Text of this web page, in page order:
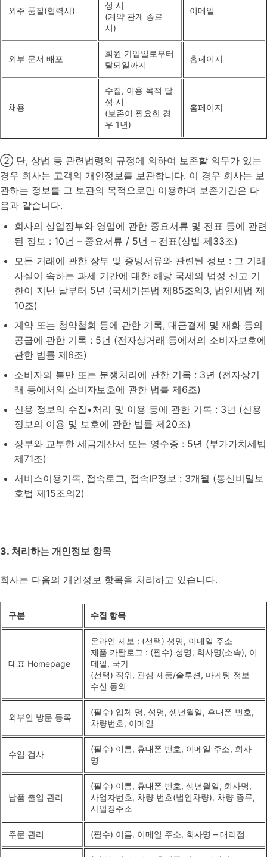
외주 품질(협력사)
성 시
(계약 관계 종료
시)
이메일
외부 문서 배포
회원 가입일로부터
탈퇴일까지
홈페이지
채용
수집, 이용 목적 달
성 시
(보존이 필요한 경
우 1년)
홈페이지
② 단, 상법 등 관련법령의 규정에 의하여 보존할 의무가 있는
경우 회사는 고객의 개인정보를 보관합니다. 이 경우 회사는 보
관하는 정보를 그 보관의 목적으로만 이용하며 보존기간은 다
음과 같습니다.
회사의 상업장부와 영업에 관한 중요서류 및 전표 등에 관련
된 정보 : 10년 – 중요서류 / 5년 – 전표(상법 제33조)
모든 거래에 관한 장부 및 증빙서류와 관련된 정보 : 그 거래
사실이 속하는 과세 기간에 대한 해당 국세의 법정 신고 기
한이 지난 날부터 5년 (국세기본법 제85조의3, 법인세법 제
10조)
계약 또는 청약철회 등에 관한 기록, 대금결제 및 재화 등의
공급에 관한 기록 : 5년 (전자상거래 등에서의 소비자보호에
관한 법률 제6조)
소비자의 불만 또는 분쟁처리에 관한 기록 : 3년 (전자상거
래 등에서의 소비자보호에 관한 법률 제6조)
신용 정보의 수집•처리 및 이용 등에 관한 기록 : 3년 (신용
정보의 이용 및 보호에 관한 법률 제20조)
장부와 교부한 세금계산서 또는 영수증 : 5년 (부가가치세법
제71조)
서비스이용기록, 접속로그, 접속IP정보 : 3개월 (통신비밀보
호법 제15조의2)
3. 처리하는 개인정보 항목
회사는 다음의 개인정보 항목을 처리하고 있습니다.
구분 수집 항목
대표 Homepage
온라인 제보 : (선택) 성명, 이메일 주소
제품 카탈로그 : (필수) 성명, 회사명(소속), 이
메일, 국가
(선택) 직위, 관심 제품/솔루션, 마케팅 정보
수신 동의
외부인 방문 등록
(필수) 업체 명, 성명, 생년월일, 휴대폰 번호,
차량번호, 이메일
수입 검사
(필수) 이름, 휴대폰 번호, 이메일 주소, 회사
명
납품 출입 관리
(필수) 이름, 휴대폰 번호, 생년월일, 회사명,
사업자번호, 차량 번호(법인차량), 차량 종류,
사업장주소
주문 관리 (필수) 이름, 이메일 주소, 회사명 – 대리점